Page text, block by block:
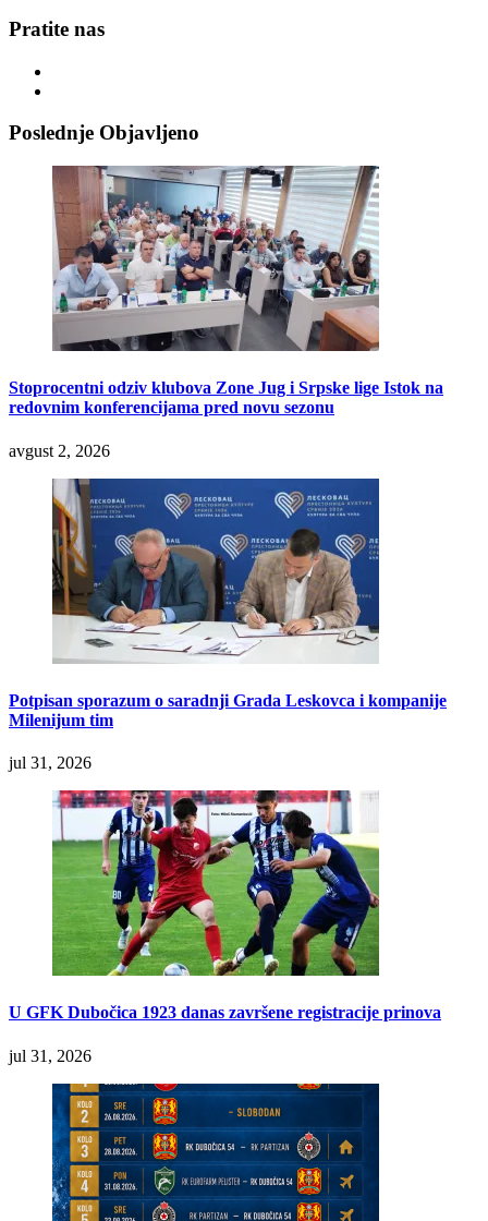
Pratite nas
Poslednje Objavljeno
Stoprocentni odziv klubova Zone Jug i Srpske lige Istok na
redovnim konferencijama pred novu sezonu
avgust 2, 2026
Potpisan sporazum o saradnji Grada Leskovca i kompanije
Milenijum tim
jul 31, 2026
U GFK Dubočica 1923 danas završene registracije prinova
jul 31, 2026